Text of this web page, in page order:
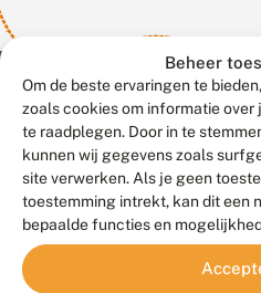
Beheer
Om de beste ervaringen te
zoals cookies om informatie
te raadplegen. Door in te
kunnen wij gegevens zoals
site verwerken. Als je geen
toestemming intrekt, kan dit een
bepaalde functies en
Contact
Veelgestelde vragen
Meld waarnemingen
© 2026
Duurzaam ontwikkeld door
Blue Field